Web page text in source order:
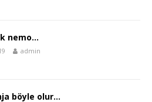
nemo…
admin
böyle olur…